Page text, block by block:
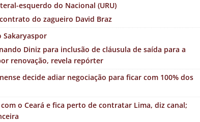
esquerdo do Nacional (URU)
do zagueiro David Braz
Sakaryaspor
Diniz para inclusão de cláusula de saída para a
renovação, revela repórter
decide adiar negociação para ficar com 100% dos
o Ceará e fica perto de contratar Lima, diz canal;